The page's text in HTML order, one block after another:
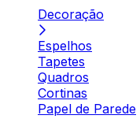
Decoração
Espelhos
Tapetes
Quadros
Cortinas
Papel de Parede